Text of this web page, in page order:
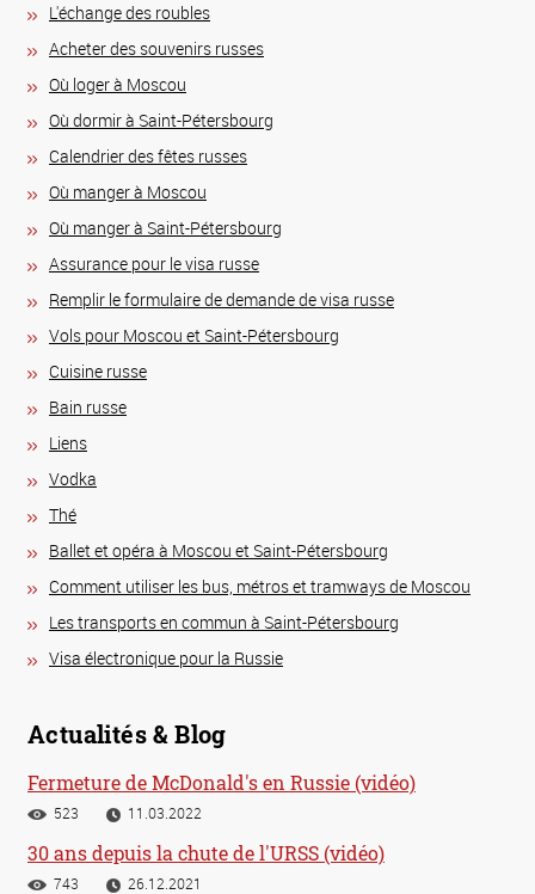
L'échange des roubles
Acheter des souvenirs russes
Où loger à Moscou
Où dormir à Saint-Pétersbourg
Calendrier des fêtes russes
Où manger à Moscou
Où manger à Saint-Pétersbourg
Assurance pour le visa russe
Remplir le formulaire de demande de visa russe
Vols pour Moscou et Saint-Pétersbourg
Сuisine russe
Bain russe
Liens
Vodka
Thé
Ballet et opéra à Moscou et Saint-Pétersbourg
Comment utiliser les bus, métros et tramways de Moscou
Les transports en commun à Saint-Pétersbourg
Visa électronique pour la Russie
Actualités & Blog
Fermeture de McDonald's en Russie (vidéo)
523 11.03.2022
30 ans depuis la chute de l'URSS (vidéo)
743 26.12.2021